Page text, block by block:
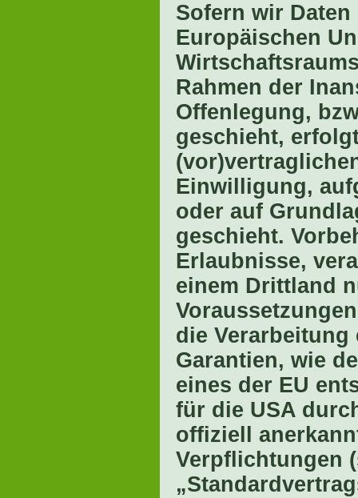
Sofern wir
Europäischen
Rahmen der
Offenlegung,
geschieht,
Einwilligung,
oder auf
geschieht.
Erlaubnisse,
einem Drittland
die
Garantien, wie
eines der EU
für die USA
offiziell
Verpflichtungen